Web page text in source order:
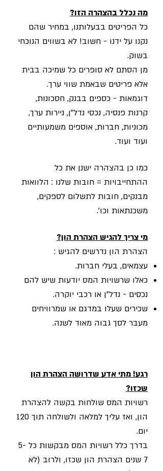
מה נכלל בהצהרה הזו?
כל הפריטים בבעלותנו, במחיר שהם
נקנו על ידנו - חשוב! לא בשווים הנוכחי
בשוק.
מן הסתם לא סופרים כל שמיכה בבית
אלא פריטים שבאמת שווי ערך.
דוגמאות - כספים בבנק, חסכונות,
קרנות פנסיה, נכסי נדל"ן, ניירות ערך,
מכוניות, חברות, אוספים משמעותיים
ועוד ועוד.
כמו כן בהצהרה ישנן את כל
ההתחייבויות = חובות שלנו : הלוואות
מבנקים, חובות לתשלום לספקים,
משכנתאות וכו'.
מי צריך להגיש הצהרת הון?
הצהרת הון נדרשים להגיש :
עצמאים, בעלי חברות.
כאלו שרשויות המס יודעות שיש להם
נכסים - נדל"ן או רכבי יוקרה.
שכירים שעלו במדגם או שמרוויחים
מעבר לסך גבוה מאוד לשנה.
רגע! מתי אדע שדרושה הצהרת הון
שכזו?
רשויות המס שולחות בקשה להצהרת
הון, ואז עליך למלאה ולשולחה תוך 120
יום.
בדרך כלל רשויות המס מבקשות כל 5-
7 שנים הצהרת הון שכזו, ולרוב (לא